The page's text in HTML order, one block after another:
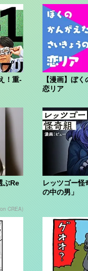
！重-
【漫画】ぼく
恋リア
ぶRe
CREA)
レッツゴー怪
の中の男」